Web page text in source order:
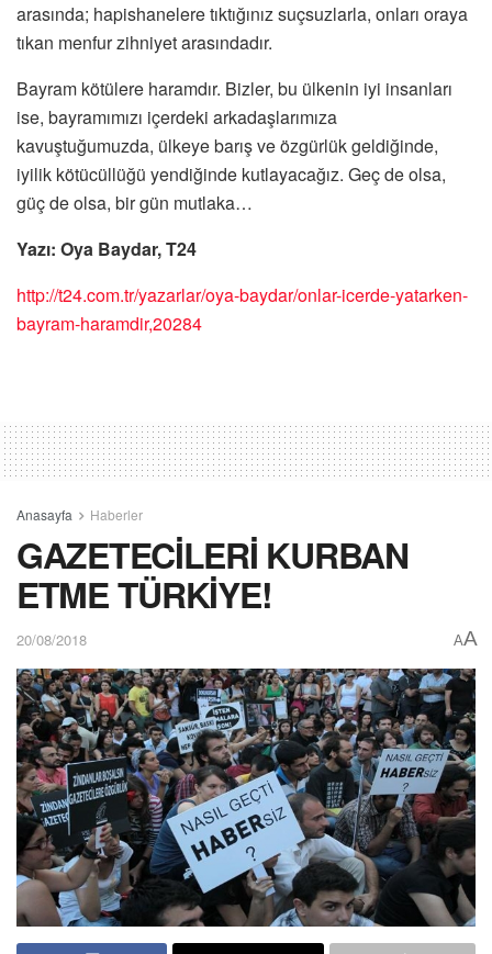
arasında; hapishanelere tıktığınız suçsuzlarla, onları oraya
tıkan menfur zihniyet arasındadır.
Bayram kötülere haramdır. Bizler, bu ülkenin iyi insanları
ise, bayramımızı içerdeki arkadaşlarımıza
kavuştuğumuzda, ülkeye barış ve özgürlük geldiğinde,
iyilik kötücüllüğü yendiğinde kutlayacağız. Geç de olsa,
güç de olsa, bir gün mutlaka…
Yazı: Oya Baydar, T24
http://t24.com.tr/yazarlar/oya-baydar/onlar-icerde-yatarken-
bayram-haramdir,20284
Anasayfa Haberler
GAZETECİLERİ KURBAN
ETME TÜRKİYE!
20/08/2018 AA